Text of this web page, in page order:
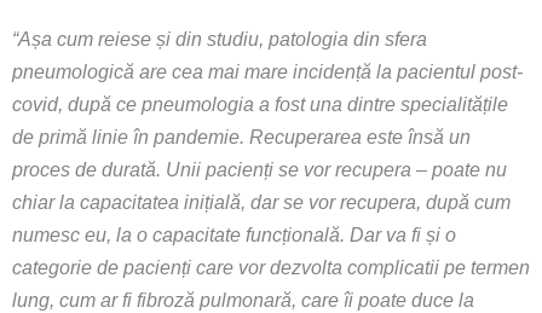
“Așa cum reiese și din studiu, patologia din sfera
pneumologică are cea mai mare incidență la pacientul post-
covid, după ce pneumologia a fost una dintre specialitățile
de primă linie în pandemie. Recuperarea este însă un
proces de durată. Unii pacienți se vor recupera – poate nu
chiar la capacitatea inițială, dar se vor recupera, după cum
numesc eu, la o capacitate funcțională. Dar va fi și o
categorie de pacienți care vor dezvolta complicatii pe termen
lung, cum ar fi fibroză pulmonară, care îi poate duce la